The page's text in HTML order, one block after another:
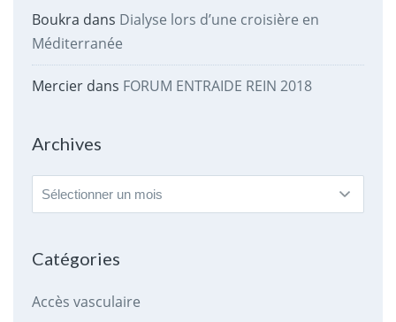
Boukra dans Dialyse lors d’une croisière en
Méditerranée
Mercierdans FORUM ENTRAIDE REIN 2018
Archives
Archives
Catégories
Accès vasculaire